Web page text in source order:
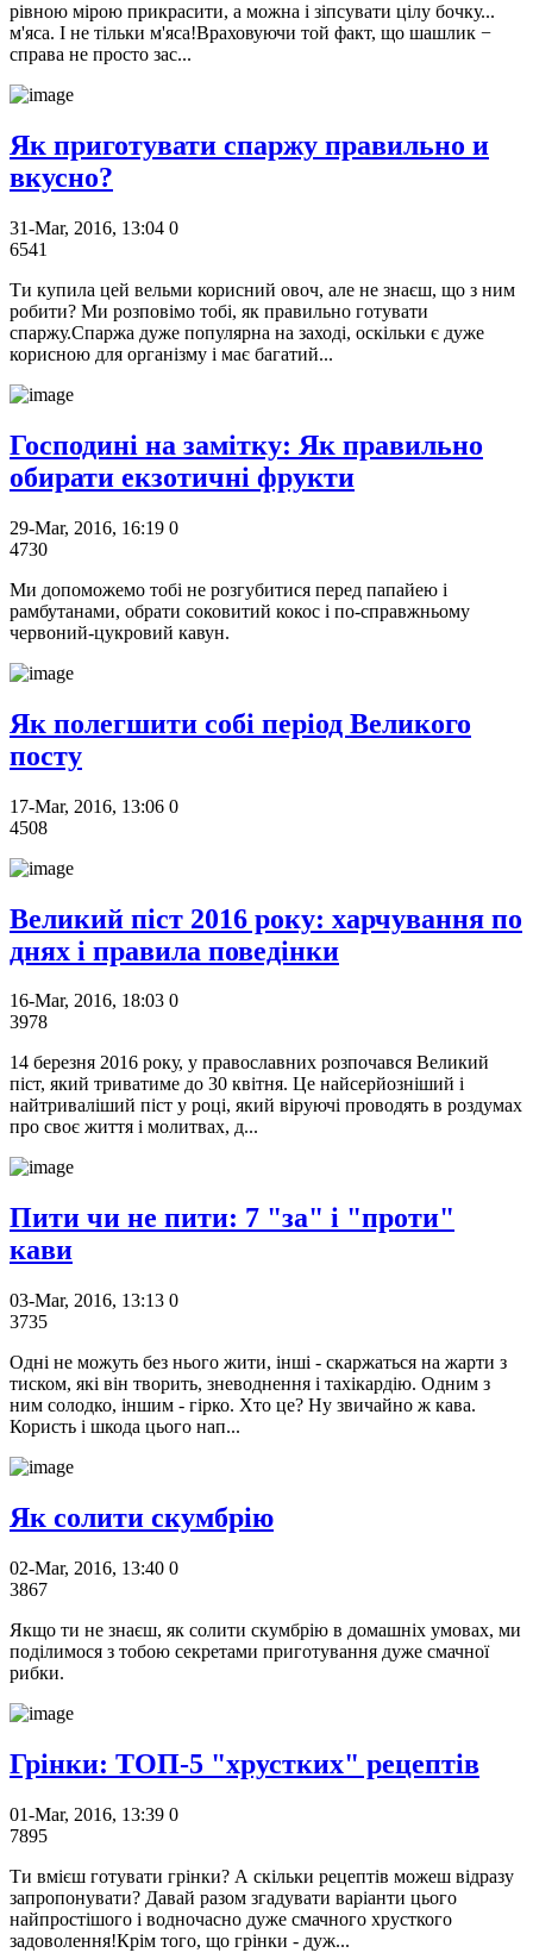
рівною мірою прикрасити, а можна і зіпсувати цілу бочку...
м'яса. І не тільки м'яса!Враховуючи той факт, що шашлик −
справа не просто зас...
Як приготувати спаржу правильно и
вкусно?
31-Mar, 2016, 13:04 0
6541
Ти купила цей вельми корисний овоч, але не знаєш, що з ним
робити? Ми розповімо тобі, як правильно готувати
спаржу.Спаржа дуже популярна на заході, оскільки є дуже
корисною для організму і має багатий...
Господині на замітку: Як правильно
обирати екзотичні фрукти
29-Mar, 2016, 16:19 0
4730
Ми допоможемо тобі не розгубитися перед папайею і
рамбутанами, обрати соковитий кокос і по-справжньому
червоний-цукровий кавун.
Як полегшити собі період Великого
посту
17-Mar, 2016, 13:06 0
4508
Великий піст 2016 року: харчування по
днях і правила поведінки
16-Mar, 2016, 18:03 0
3978
14 березня 2016 року, у православних розпочався Великий
піст, який триватиме до 30 квітня. Це найсерйозніший і
найтриваліший піст у році, який віруючі проводять в роздумах
про своє життя і молитвах, д...
Пити чи не пити: 7 "за" і "проти"
кави
03-Mar, 2016, 13:13 0
3735
Одні не можуть без нього жити, інші - скаржаться на жарти з
тиском, які він творить, зневоднення і тахікардію. Одним з
ним солодко, іншим - гірко. Хто це? Ну звичайно ж кава.
Користь і шкода цього нап...
Як солити скумбрію
02-Mar, 2016, 13:40 0
3867
Якщо ти не знаєш, як солити скумбрію в домашніх умовах, ми
поділимося з тобою секретами приготування дуже смачної
рибки.
Грінки: ТОП-5 "хрустких" рецептів
01-Mar, 2016, 13:39 0
7895
Ти вмієш готувати грінки? А скільки рецептів можеш відразу
запропонувати? Давай разом згадувати варіанти цього
найпростішого і водночасно дуже смачного хрусткого
задоволення!Крім того, що грінки - дуж...